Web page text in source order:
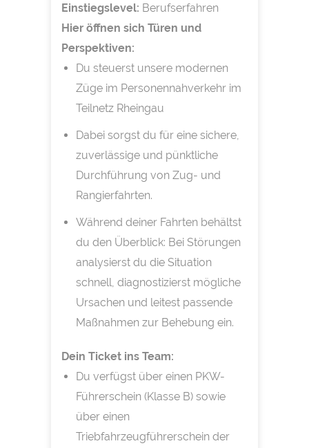
Einstiegslevel: Berufserfahren
Hier öffnen sich Türen und
Perspektiven:
Du steuerst unsere modernen
Züge im Personennahverkehr im
Teilnetz Rheingau
Dabei sorgst du für eine sichere,
zuverlässige und pünktliche
Durchführung von Zug- und
Rangierfahrten.
Während deiner Fahrten behältst
du den Überblick: Bei Störungen
analysierst du die Situation
schnell, diagnostizierst mögliche
Ursachen und leitest passende
Maßnahmen zur Behebung ein.
Dein Ticket ins Team:
Du verfügst über einen PKW-
Führerschein (Klasse B) sowie
über einen
Triebfahrzeugführerschein der